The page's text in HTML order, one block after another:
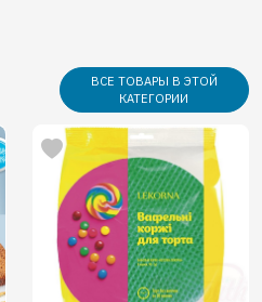
ВСЕ ТОВАРЫ В ЭТОЙ
КАТЕГОРИИ